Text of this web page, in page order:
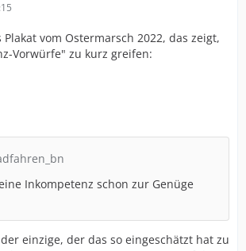
vom Ostermarsch 2022, das zeigt,
Vorwürfe" zu kurz greifen:
Inkompetenz schon zur Genüge
einzige, der das so eingeschätzt hat zu